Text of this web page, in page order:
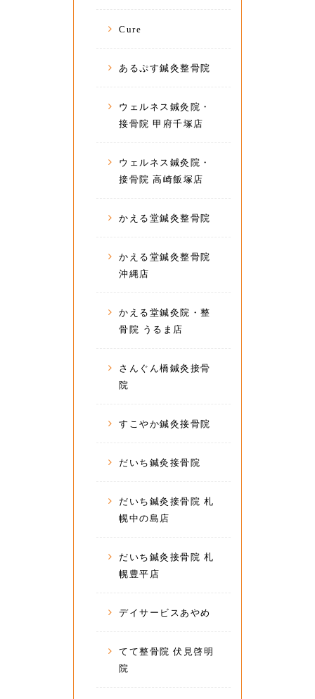
Cure
あるぷす鍼灸整骨院
ウェルネス鍼灸院・
接骨院 甲府千塚店
ウェルネス鍼灸院・
接骨院 高崎飯塚店
かえる堂鍼灸整骨院
かえる堂鍼灸整骨院
沖縄店
かえる堂鍼灸院・整
骨院 うるま店
さんぐん橋鍼灸接骨
院
すこやか鍼灸接骨院
だいち鍼灸接骨院
だいち鍼灸接骨院 札
幌中の島店
だいち鍼灸接骨院 札
幌豊平店
デイサービスあやめ
てて整骨院 伏見啓明
院